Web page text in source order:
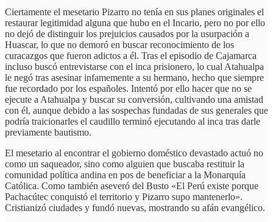
Ciertamente el mesetario Pizarro no tenía en sus planes originales el
restaurar legitimidad alguna que hubo en el Incario, pero no por ello
no dejó de distinguir los prejuicios causados por la usurpación a
Huascar, lo que no demoró en buscar reconocimiento de los
curacazgos que fueron adictos a él. Tras el episodio de Cajamarca
incluso buscó entrevistarse con el inca prisionero, lo cual Atahualpa
le negó tras asesinar infamemente a su hermano, hecho que siempre
fue recordado por los españoles. Intentó por ello hacer que no se
ejecute a Atahualpa y buscar su conversión, cultivando una amistad
con él, aunque debido a las sospechas fundadas de sus generales que
podría traicionarles el caudillo terminó ejecutando al inca tras darle
previamente bautismo.
El mesetario al encontrar el gobierno doméstico devastado actuó no
como un saqueador, sino como alguien que buscaba restituir la
comunidad política andina en pos de beneficiar a la Monarquía
Católica. Como también aseveró del Busto «El Perú existe porque
Pachacútec conquistó el territorio y Pizarro supo mantenerlo».
Cristianizó ciudades y fundó nuevas, mostrando su afán evangélico.